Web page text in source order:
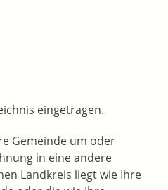
eingetragen.
Gemeinde um oder
in eine andere
Landkreis liegt wie Ihre